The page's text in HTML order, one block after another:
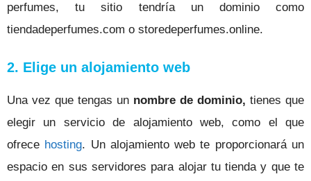
perfumes, tu sitio tendría un dominio como
tiendadeperfumes.com o storedeperfumes.online.
2. Elige un alojamiento web
Una vez que tengas un nombre de dominio, tienes que
elegir un servicio de alojamiento web, como el que
ofrece hosting. Un alojamiento web te proporcionará un
espacio en sus servidores para alojar tu tienda y que te